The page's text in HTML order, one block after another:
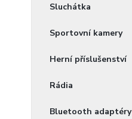
Sluchátka
Sportovní kamery
Herní příslušenství
Rádia
Bluetooth adaptéry